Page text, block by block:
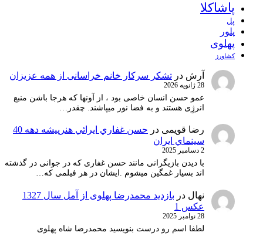
پاشاکلا
پل
پلور
پهلوی
کشاورز
آرش در تشکر سرکار خانم خراسانی از همه عزیزان
28 ژانویه 2026
عمو حسن انسان خاصی بود ، از آونها که هرجا باشن منبع
انرژِی هستند و به فضا نور میپاشند. چقدر…
رضا قویمی در
حسن غفاري ايرائي هنرپيشه دهه 40
سينماي ايران
2 دسامبر 2025
با دیدن بازیگرانی مانند حسن غفاری که در جوانی در گذشته
اند بسیار غمگین میشوم .ایشان در هر فیلمی که…
نهال در
بازدید محمدرضا پهلوی از آمل سال 1327
عکس 1
28 نوامبر 2025
لطفا اسم رو درست بنویسید محمدرضا شاه پهلوی